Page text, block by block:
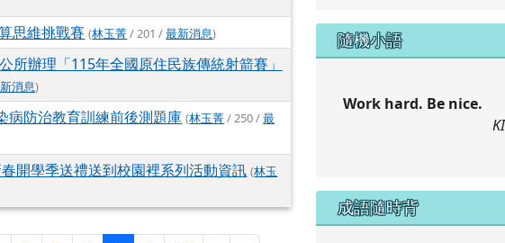
思維挑戰賽 (林玉菁/ 201 /最新消息)
所辦理「115年全國原住民族傳統射箭賽」
消息)
病防治教育訓練前後測題庫 (林玉菁/ 250 /最
開學季送禮送到校園裡系列活動資訊 (林玉
隨機小語
Work hard. Be nice.
成語隨時背